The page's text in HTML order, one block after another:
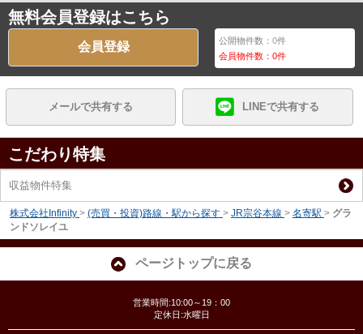
無料会員登録はこちら
会員登録 公開物件数：0件
会員物件数：0件
メールで共有する LINEで共有する
こだわり特集
収益物件特集
株式会社Infinity > (売買・投資)路線・駅から探す > JR宗谷本線 > 名寄駅 > グラ
ンドソレイユ
ページトップに戻る
営業時間:10:00～19：00
定休日:水曜日